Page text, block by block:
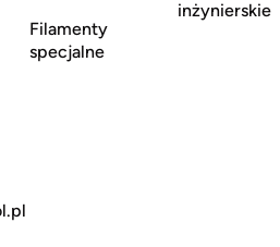
Filamenty
specjalne
inżynierskie